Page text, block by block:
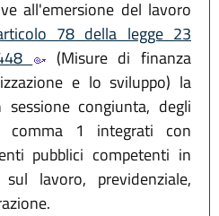
all'emersione del lavoro
78 della legge 23
(Misure di finanza
e lo sviluppo) la
congiunta, degli
1 integrati con
pubblici competenti in
lavoro, previdenziale,